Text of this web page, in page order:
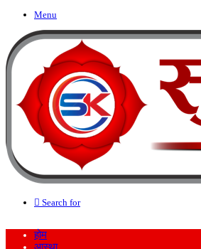
Menu
Search for
होम